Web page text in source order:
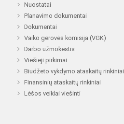
Nuostatai
Planavimo dokumentai
Dokumentai
Vaiko gerovės komisija (VGK)
Darbo užmokestis
Viešieji pirkimai
Biudžeto vykdymo ataskaitų rinkiniai
Finansinių ataskaitų rinkiniai
Lėšos veiklai viešinti